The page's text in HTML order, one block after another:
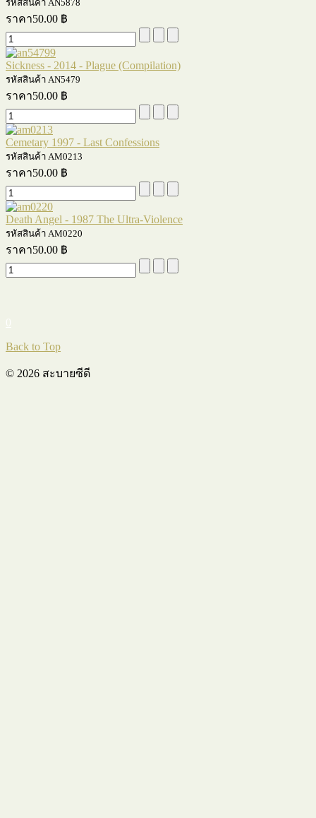
รหัสสินค้า AN5878
ราคา50.00 ฿
Sickness - 2014 - Plague (Compilation)
รหัสสินค้า AN5479
ราคา50.00 ฿
Cemetary 1997 - Last Confessions
รหัสสินค้า AM0213
ราคา50.00 ฿
Death Angel - 1987 The Ultra-Violence
รหัสสินค้า AM0220
ราคา50.00 ฿
Back to Top
© 2026 สะบายซีดี